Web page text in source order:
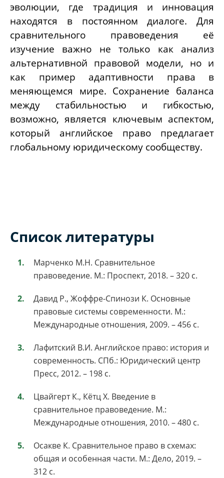
эволюции, где традиция и инновация
находятся в постоянном диалоге. Для
сравнительного правоведения её
изучение важно не только как анализ
альтернативной правовой модели, но и
как пример адаптивности права в
меняющемся мире. Сохранение баланса
между стабильностью и гибкостью,
возможно, является ключевым аспектом,
который английское право предлагает
глобальному юридическому сообществу.
Список литературы
Марченко М.Н. Сравнительное
правоведение. М.: Проспект, 2018. – 320 с.
Давид Р., Жоффре-Спинози К. Основные
правовые системы современности. М.:
Международные отношения, 2009. – 456 с.
Лафитский В.И. Английское право: история и
современность. СПб.: Юридический центр
Пресс, 2012. – 198 с.
Цвайгерт К., Кётц Х. Введение в
сравнительное правоведение. М.:
Международные отношения, 2010. – 480 с.
Осакве К. Сравнительное право в схемах:
общая и особенная части. М.: Дело, 2019. –
312 с.